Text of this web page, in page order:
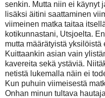
senkin. Mutta niin ei käynyt
lisäksi äitini saattaminen
viimeinen matka taitaa
kotikunnastani, Utsjoelta.
mutta määrätyistä
Kuittaankin asian vain
kavereita sekä ystäviä.
netistä lukemalla näin ei
Kun puhuin viimeisestä
Onhan minun tultava